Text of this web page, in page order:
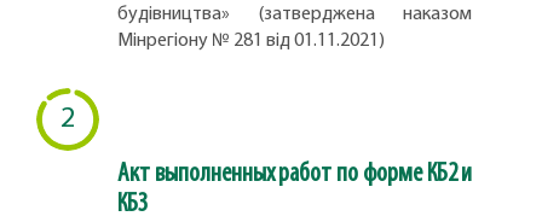
будівництва» (затверджена наказом
Мінрегіону № 281 від 01.11.2021)
2
Акт выполненных работ по форме КБ2 и
КБ3